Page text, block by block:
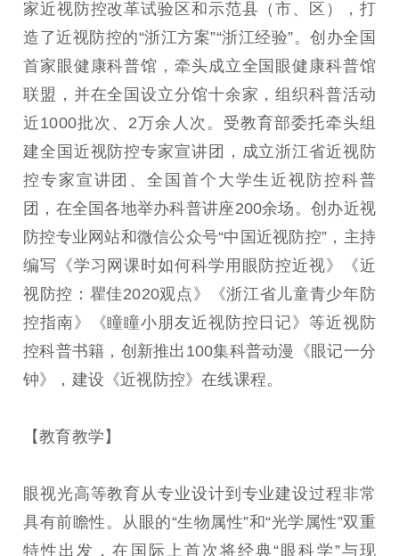
家近视防控改革试验区和示范县（市、区），打
造了近视防控的“浙江方案”“浙江经验”。创办全国
首家眼健康科普馆，牵头成立全国眼健康科普馆
联盟，并在全国设立分馆十余家，组织科普活动
近1000批次、2万余人次。受教育部委托牵头组
建全国近视防控专家宣讲团，成立浙江省近视防
控专家宣讲团、全国首个大学生近视防控科普
团，在全国各地举办科普讲座200余场。创办近视
防控专业网站和微信公众号“中国近视防控”，主持
编写《学习网课时如何科学用眼防控近视》《近
视防控：瞿佳2020观点》《浙江省儿童青少年防
控指南》《瞳瞳小朋友近视防控日记》等近视防
控科普书籍，创新推出100集科普动漫《眼记一分
钟》，建设《近视防控》在线课程。
【教育教学】
眼视光高等教育从专业设计到专业建设过程非常
具有前瞻性。从眼的“生物属性”和“光学属性”双重
特性出发，在国际上首次将经典“眼科学”与现